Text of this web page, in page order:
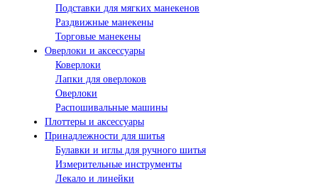
Подставки для мягких манекенов
Раздвижные манекены
Торговые манекены
Оверлоки и аксессуары
Коверлоки
Лапки для оверлоков
Оверлоки
Распошивальные машины
Плоттеры и аксессуары
Принадлежности для шитья
Булавки и иглы для ручного шитья
Измерительные инструменты
Лекало и линейки